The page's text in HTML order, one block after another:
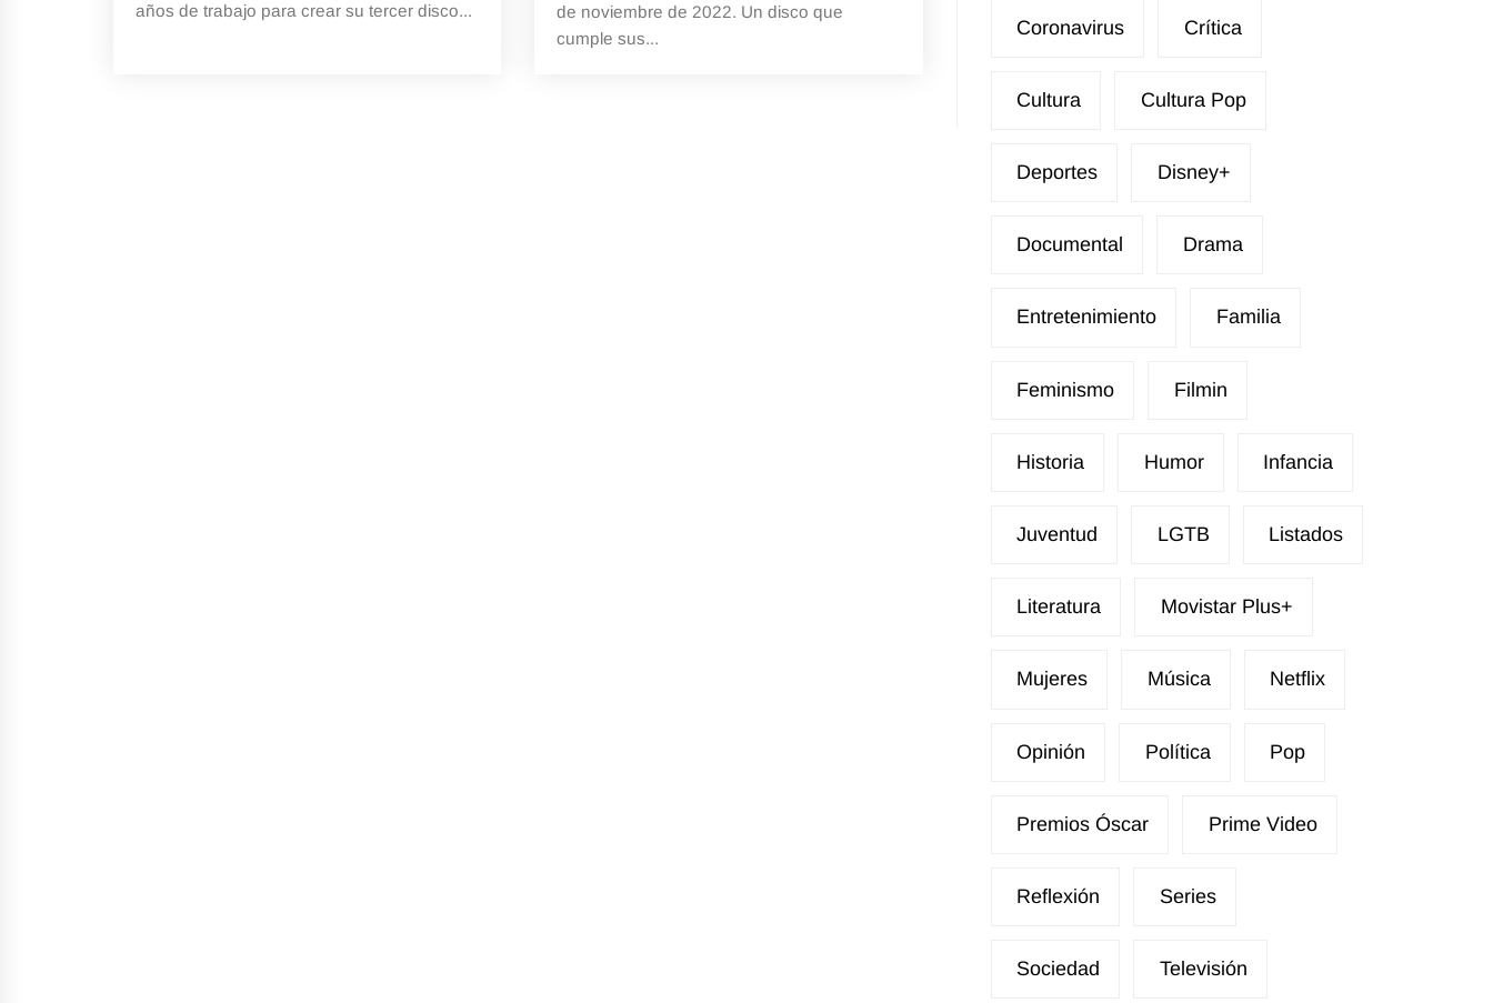
años de trabajo para crear su tercer disco...
de noviembre de 2022. Un disco que
cumple sus...
Coronavirus Crítica
Cultura Cultura Pop
Deportes Disney+
Documental Drama
Entretenimiento Familia
Feminismo Filmin
Historia Humor Infancia
Juventud LGTB Listados
Literatura Movistar Plus+
Mujeres Música Netflix
Opinión Política Pop
Premios Óscar Prime Video
Reflexión Series
Sociedad Televisión